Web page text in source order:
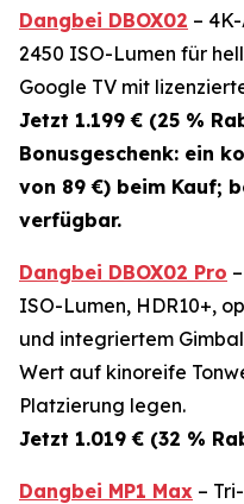
Dangbei DBOX02 –
2450 ISO-Lumen für
Google TV mit
Jetzt 1.199 € (25 %
Bonusgeschenk: ein
von 89 €) beim Kauf;
verfügbar.
Dangbei DBOX02 Pro
ISO-Lumen, HDR10+,
und integriertem
Wert auf kinoreife
Platzierung legen.
Jetzt 1.019 € (32 %
Dangbei MP1 Max –